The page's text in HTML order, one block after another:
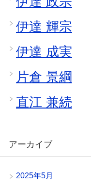
伊達 輝宗
伊達 成実
片倉 景綱
直江 兼続
アーカイブ
2025年5月